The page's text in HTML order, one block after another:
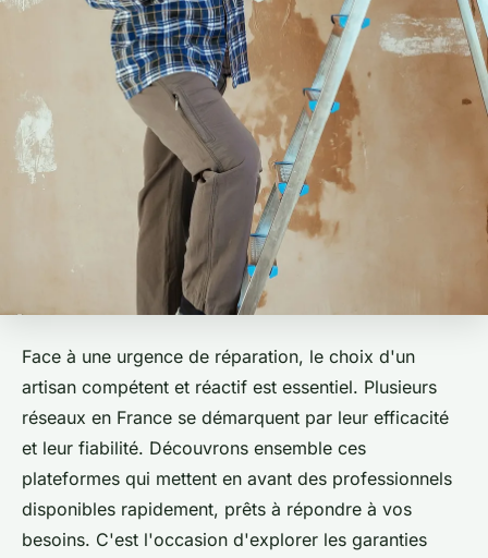
Face à une urgence de réparation, le choix d'un
artisan compétent et réactif est essentiel. Plusieurs
réseaux en France se démarquent par leur efficacité
et leur fiabilité. Découvrons ensemble ces
plateformes qui mettent en avant des professionnels
disponibles rapidement, prêts à répondre à vos
besoins. C'est l'occasion d'explorer les garanties